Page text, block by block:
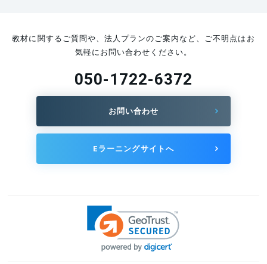
教材に関するご質問や、法人プランのご案内など、ご不明点はお
気軽にお問い合わせください。
050-1722-6372
お問い合わせ
Eラーニングサイトへ